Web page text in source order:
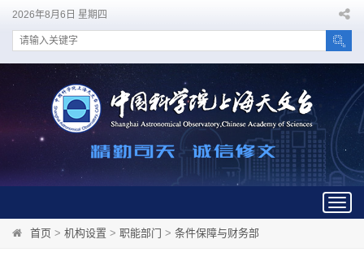
2026年8月6日 星期四
首页 > 机构设置 > 职能部门 > 条件保障与财务部